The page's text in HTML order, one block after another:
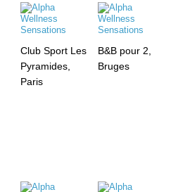
Club Sport Les
Pyramides,
Paris
B&B pour 2,
Bruges